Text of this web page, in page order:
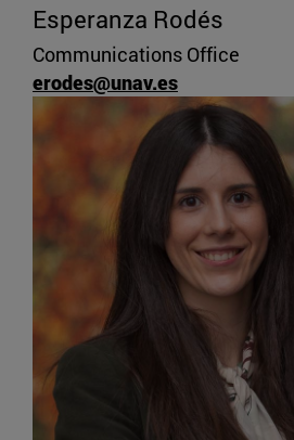
Esperanza Rodés
Communications Office
erodes@unav.es